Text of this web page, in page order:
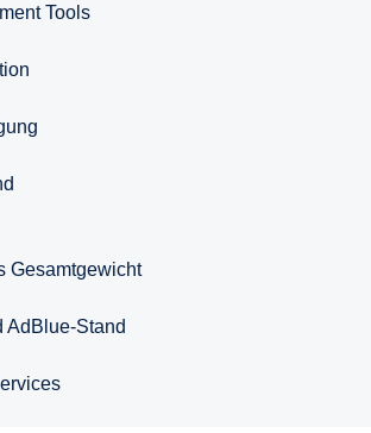
Tools
Gesamtgewicht
Stand